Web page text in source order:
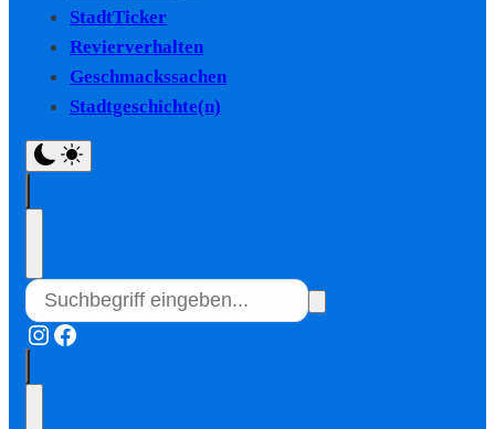
StadtTicker
Revierverhalten
Geschmackssachen
Stadtgeschichte(n)
Instagram
Facebook